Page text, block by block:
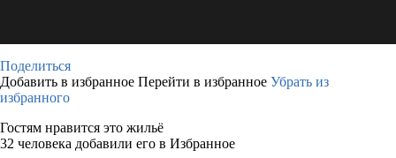
Поделиться
Добавить в избранное Перейти в избранное Убрать из
избранного
Гостям нравится это жильё
32 человека добавили его в Избранное